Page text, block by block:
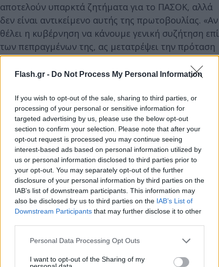
Flash.gr - Do Not Process My Personal Information
If you wish to opt-out of the sale, sharing to third parties, or
processing of your personal or sensitive information for
targeted advertising by us, please use the below opt-out
section to confirm your selection. Please note that after your
opt-out request is processed you may continue seeing
interest-based ads based on personal information utilized by
us or personal information disclosed to third parties prior to
your opt-out. You may separately opt-out of the further
disclosure of your personal information by third parties on the
IAB’s list of downstream participants. This information may
also be disclosed by us to third parties on the IAB’s List of
Downstream Participants that may further disclose it to other
Please note that this website/app uses one or more Google
not limited to your visit or usage behaviour. You may click to
Personal Data Processing Opt Outs
I want to opt-out of the Sharing of my
αποτελούν υπαρκτά ζητήματα για το ΠΑΣΟΚ, αλλά
δεν είναι αντικείμενο αυτής της πρωτοβουλίας. «Αν
θέλει η κυβέρνηση να κάνουμε γενική συζήτηση επί
των πεπραγμένων της, ας μετατρέψει την πρόταση
δυσπιστίας σε διαδικασία ψήφου εμπιστοσύνης.
Μπορεί. Εμείς, θέλουμε να πέσει φως στο έγκλημα
ΠΑΣΟΚστονFlash.gr.